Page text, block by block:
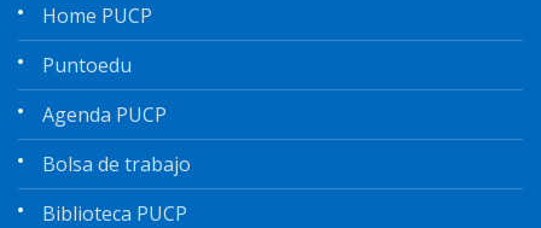
Home PUCP
Puntoedu
Agenda PUCP
Bolsa de trabajo
Biblioteca PUCP